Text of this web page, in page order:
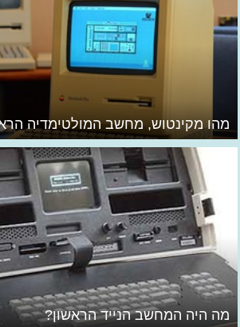
מהו מקינטוש, מחשב המולטימדיה
מה היה המחשב הנייד הראשון?